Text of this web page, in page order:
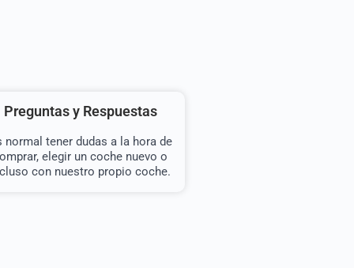
Preguntas y Respuestas
normal tener dudas a la hora de
elegir un coche nuevo o
con nuestro propio coche.